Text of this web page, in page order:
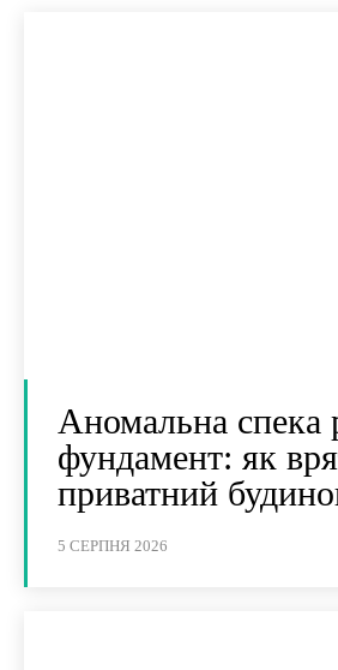
Аномальна спека
фундамент: як
приватний
5 СЕРПНЯ 2026